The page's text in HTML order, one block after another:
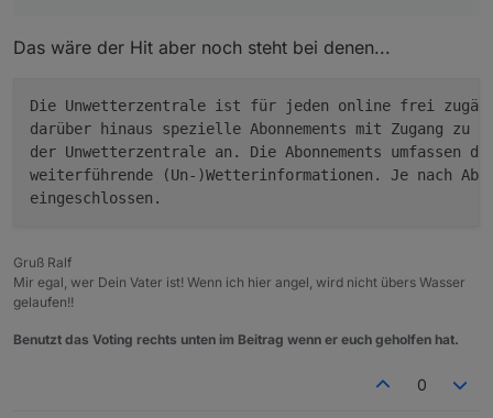
Das wäre der Hit aber noch steht bei denen...
Die Unwetterzentrale ist für jeden online frei
darüber hinaus spezielle Abonnements mit Zugang zu
der Unwetterzentrale an. Die Abonnements
weiterführende (Un-)Wetterinformationen. Je nach
Gruß Ralf
Mir egal, wer Dein Vater ist! Wenn ich hier angel, wird nicht übers Wasser
gelaufen!!
Benutzt das Voting rechts unten im Beitrag wenn er euch geholfen hat.
0